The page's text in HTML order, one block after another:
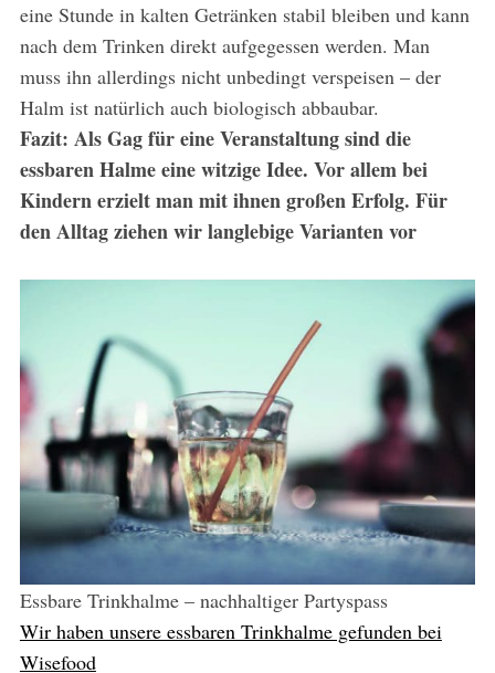
eine Stunde in kalten Getränken stabil bleiben und kann
nach dem Trinken direkt aufgegessen werden. Man
muss ihn allerdings nicht unbedingt verspeisen – der
Halm ist natürlich auch biologisch abbaubar.
Fazit: Als Gag für eine Veranstaltung sind die
essbaren Halme eine witzige Idee. Vor allem bei
Kindern erzielt man mit ihnen großen Erfolg. Für
den Alltag ziehen wir langlebige Varianten vor
Essbare Trinkhalme – nachhaltiger Partyspass
Wir haben unsere essbaren Trinkhalme gefunden bei
Wisefood